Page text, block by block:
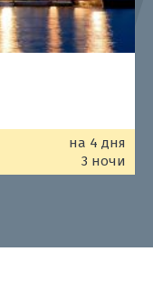
на 4 дня
3 ночи